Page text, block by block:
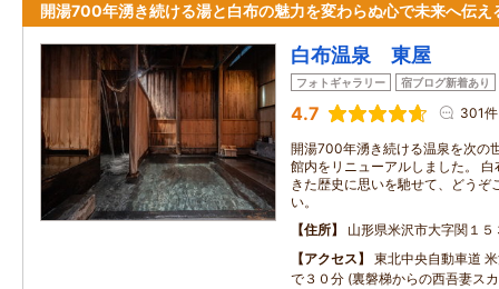
開湯700年湧き続ける湯と白布の魅力を変わらぬ心で未来へ伝え
白布温泉 東屋
フォトギャラリー 宿ブログ新着あり
4.7 301件
開湯700年湧き続ける温泉を次の
館内をリニューアルしました。
きた歴史に思いを馳せて、どうぞ
い。
住所
山形県米沢市大字関１５
アクセス
東北中央自動車道
で３０分 (裏磐梯からの西吾妻ス